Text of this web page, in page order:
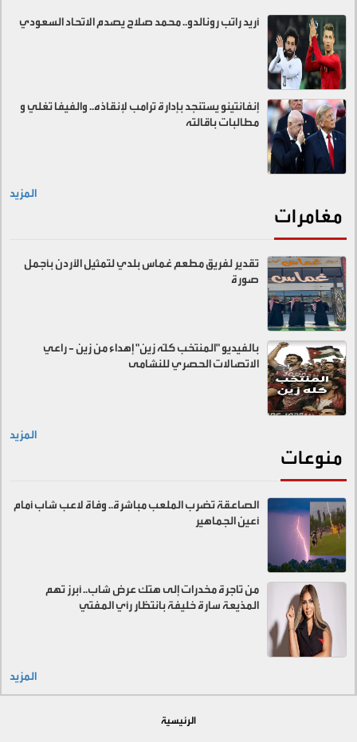
أريد راتب رونالدو.. محمد صلاح يصدم الاتحاد السعودي
إنفانتينو يستنجد بإدارة ترامب لإنقاذه.. والفيفا تغلي و
مطالبات باقالته
المزيد
مغامرات
تقدير لفريق مطعم غماس بلدي لتمثيل الأردن بأجمل
صورة
بالفيديو "المنتخب كلّه زين" إهداء من زين - راعي
الاتصالات الحصري للنشامى
المزيد
منوعات
الصاعقة تضرب الملعب مباشرة.. وفاة لاعب شاب أمام
أعين الجماهير
من تاجرة مخدرات إلى هتك عرض شاب.. أبرز تهم
المذيعة سارة خليفة بانتظار رأي المفتي
المزيد
الرئيسية